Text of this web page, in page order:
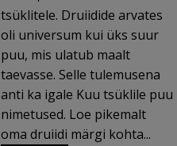
tsüklitele. Druiidide arvates
oli universum kui üks suur
puu, mis ulatub maalt
taevasse. Selle tulemusena
anti ka igale Kuu tsüklile puu
nimetused. Loe pikemalt
oma druiidi märgi kohta...